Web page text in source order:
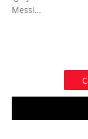
Messi…